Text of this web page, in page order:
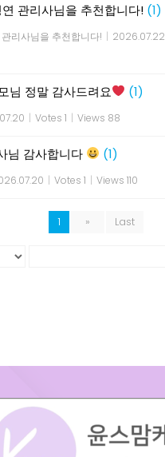
관리사님을 추천합니다! (1)
리사님을 추천합니다! | 2026.07.22
님 정말 감사드려요 (1)
| Votes 1 | Views 88
님 감사합니다 (1)
| Votes 1 | Views 110
1 » Last